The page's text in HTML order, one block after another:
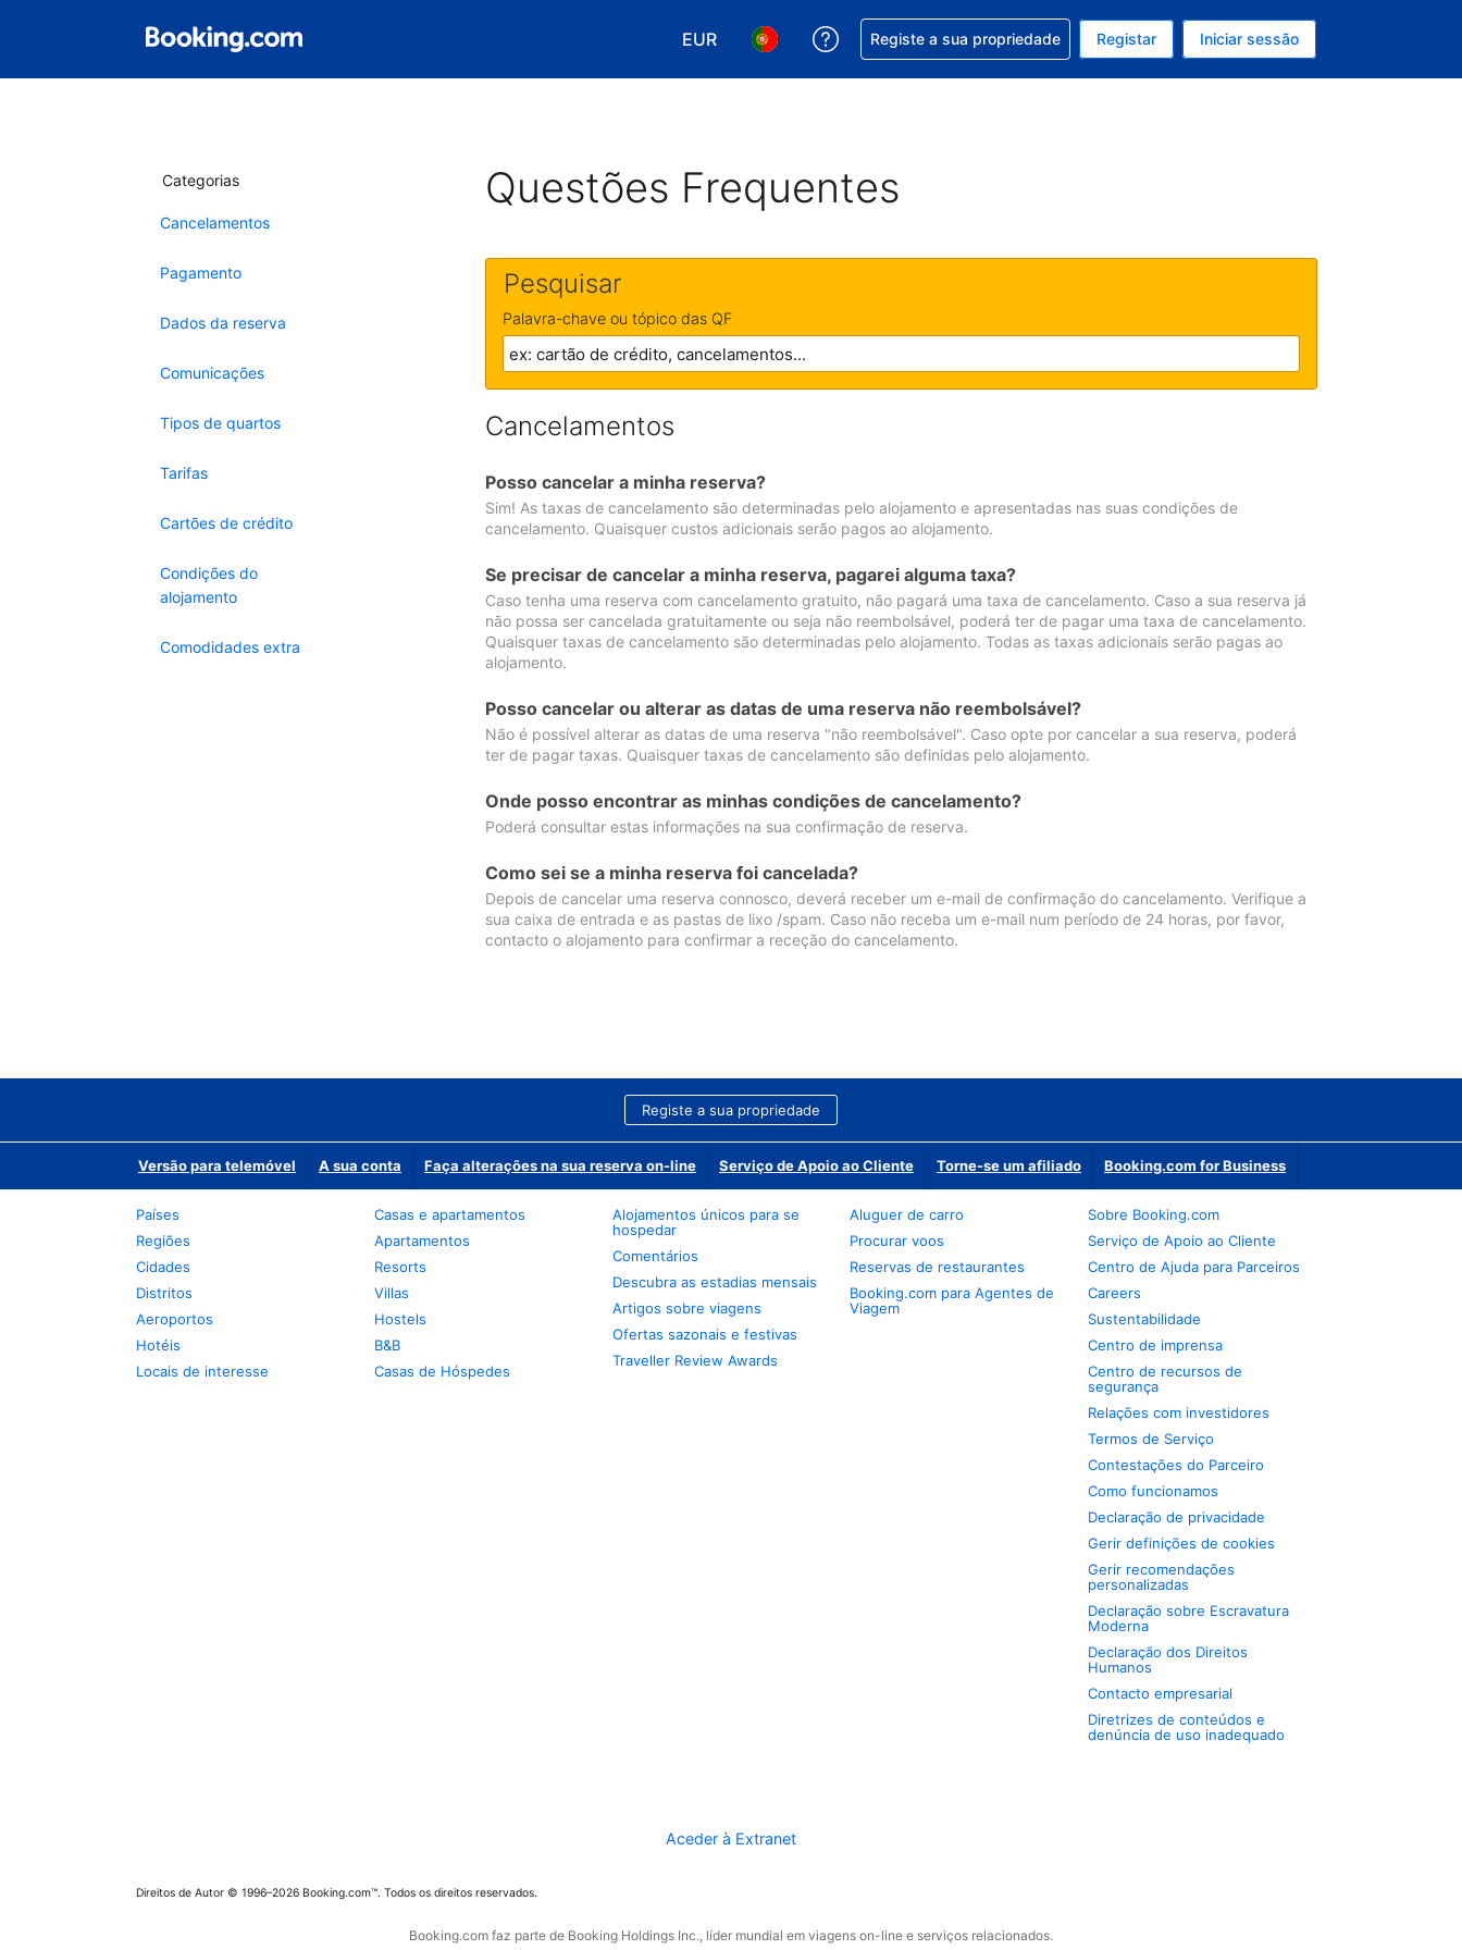
EUR
Escolha a sua moeda. A sua moeda atual é EUR
Escolha o seu idioma. O seu idioma atual é Português
Obtenha ajuda com a sua reserva
Registe a sua propriedade Registar Iniciar sessão
Categorias
Cancelamentos
Pagamento
Dados da reserva
Comunicações
Tipos de quartos
Tarifas
Cartões de crédito
Condições do
alojamento
Comodidades extra
Questões Frequentes
Pesquisar
Palavra-chave ou tópico das QF
Cancelamentos
Posso cancelar a minha reserva?
Sim! As taxas de cancelamento são determinadas pelo alojamento e apresentadas nas suas condições de
cancelamento. Quaisquer custos adicionais serão pagos ao alojamento.
Se precisar de cancelar a minha reserva, pagarei alguma taxa?
Caso tenha uma reserva com cancelamento gratuito, não pagará uma taxa de cancelamento. Caso a sua reserva já
não possa ser cancelada gratuitamente ou seja não reembolsável, poderá ter de pagar uma taxa de cancelamento.
Quaisquer taxas de cancelamento são determinadas pelo alojamento. Todas as taxas adicionais serão pagas ao
alojamento.
Posso cancelar ou alterar as datas de uma reserva não reembolsável?
Não é possível alterar as datas de uma reserva "não reembolsável". Caso opte por cancelar a sua reserva, poderá
ter de pagar taxas. Quaisquer taxas de cancelamento são definidas pelo alojamento.
Onde posso encontrar as minhas condições de cancelamento?
Poderá consultar estas informações na sua confirmação de reserva.
Como sei se a minha reserva foi cancelada?
Depois de cancelar uma reserva connosco, deverá receber um e-mail de confirmação do cancelamento. Verifique a
sua caixa de entrada e as pastas de lixo /spam. Caso não receba um e-mail num período de 24 horas, por favor,
contacto o alojamento para confirmar a receção do cancelamento.
Registe a sua propriedade
Versão para telemóvel A sua conta Faça alterações na sua reserva on-line Serviço de Apoio ao Cliente Torne-se um afiliado Booking.com for Business
Países
Regiões
Cidades
Distritos
Aeroportos
Hotéis
Locais de interesse
Casas e apartamentos
Apartamentos
Resorts
Villas
Hostels
B&B
Casas de Hóspedes
Alojamentos únicos para se
hospedar
Comentários
Descubra as estadias mensais
Artigos sobre viagens
Ofertas sazonais e festivas
Traveller Review Awards
Aluguer de carro
Procurar voos
Reservas de restaurantes
Booking.com para Agentes de
Viagem
Sobre Booking.com
Serviço de Apoio ao Cliente
Centro de Ajuda para Parceiros
Careers
Sustentabilidade
Centro de imprensa
Centro de recursos de
segurança
Relações com investidores
Termos de Serviço
Contestações do Parceiro
Como funcionamos
Declaração de privacidade
Gerir definições de cookies
Gerir recomendações
personalizadas
Declaração sobre Escravatura
Moderna
Declaração dos Direitos
Humanos
Contacto empresarial
Diretrizes de conteúdos e
denúncia de uso inadequado
Aceder à Extranet
Direitos de Autor © 1996–2026 Booking.com™. Todos os direitos reservados.
Booking.com faz parte de Booking Holdings Inc., líder mundial em viagens on-line e serviços relacionados.